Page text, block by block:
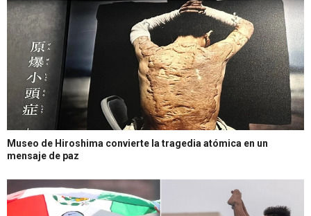
Museo de Hiroshima convierte la tragedia atómica en un
mensaje de paz